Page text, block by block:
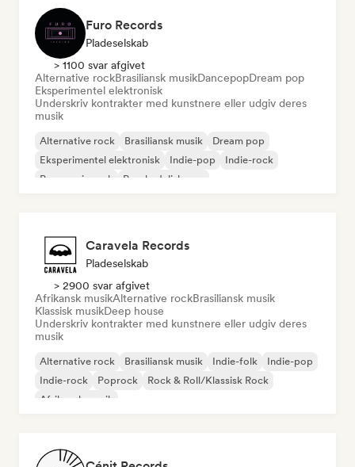
Furo Records
Pladeselskab
> 1100 svar afgivet
Alternative rockBrasiliansk musikDancepopDream pop
Eksperimentel elektronisk
Underskriv kontrakter med kunstnere eller udgiv deres
musik
Alternative rock Brasiliansk musik
Dream pop
Eksperimentel elektronisk
Indie-pop
Indie-rock
Progressiv rock
Psychedelisk pop
Caravela Records
Pladeselskab
> 2900 svar afgivet
Afrikansk musikAlternative rockBrasiliansk musik
Klassisk musikDeep house
Underskriv kontrakter med kunstnere eller udgiv deres
musik
Alternative rock Brasiliansk musik Indie-folk
Indie-pop
Indie-rock
Poprock
Rock & Roll/Klassisk Rock
Afrikansk musik